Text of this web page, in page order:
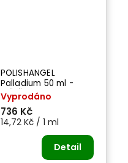
POLISHANGEL
Palladium 50 ml -
LEŠTĚNKA NA KOV
Vyprodáno
736 Kč
14,72 Kč / 1 ml
Detail